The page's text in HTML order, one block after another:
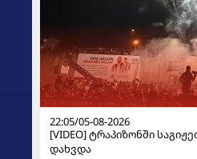
22:05/05-08-2026
[VIDEO] ტრაპიზონში
დახვდა